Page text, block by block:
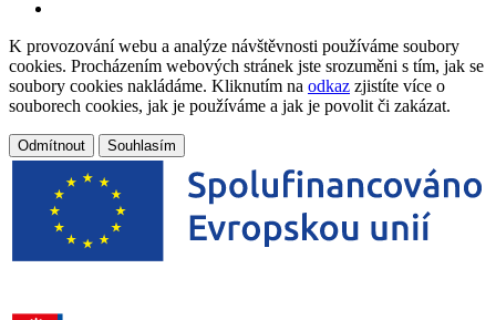
K provozování webu a analýze návštěvnosti používáme soubory
cookies. Procházením webových stránek jste srozuměni s tím, jak se
soubory cookies nakládáme. Kliknutím na odkaz zjistíte více o
souborech cookies, jak je používáme a jak je povolit či zakázat.
Odmítnout Souhlasím